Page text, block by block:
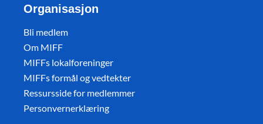
Organisasjon
Bli medlem
Om MIFF
MIFFs lokalforeninger
MIFFs formål og vedtekter
Ressursside for medlemmer
Personvernerklæring